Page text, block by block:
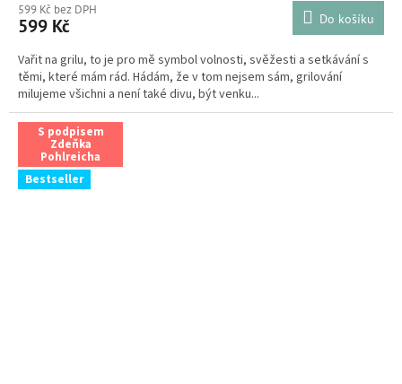
599 Kč bez DPH
599 Kč Do košíku
Vařit na grilu, to je pro mě symbol volnosti, svěžesti a setkávání s
těmi, které mám rád. Hádám, že v tom nejsem sám, grilování
milujeme všichni a není také divu, být venku...
S podpisem
Zdeňka
Pohlreicha
Bestseller